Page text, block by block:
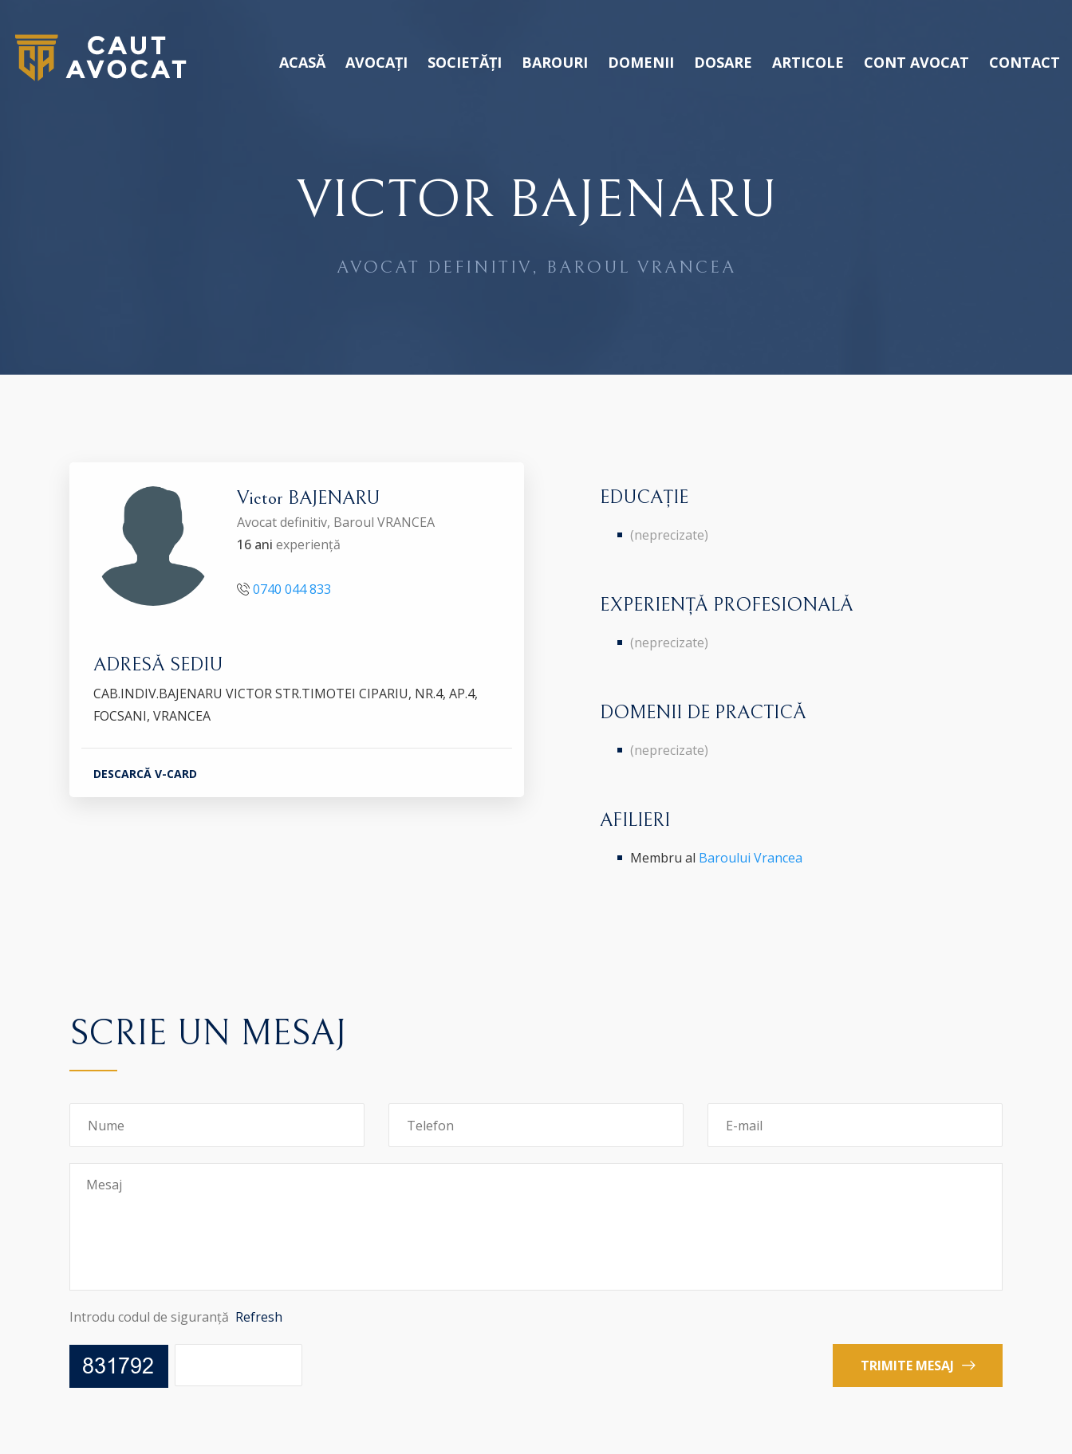
ACASĂ AVOCAȚI SOCIETĂȚI BAROURI DOMENII DOSARE ARTICOLE CONT AVOCAT CONTACT
VICTOR BAJENARU
AVOCAT DEFINITIV, BAROUL VRANCEA
Victor BAJENARU
Avocat definitiv, Baroul VRANCEA
16 ani experiență
0740 044 833
ADRESĂ SEDIU
CAB.INDIV.BAJENARU VICTOR STR.TIMOTEI CIPARIU, NR.4, AP.4,
FOCSANI, VRANCEA
DESCARCĂ V-CARD
EDUCAȚIE
(neprecizate)
EXPERIENȚĂ PROFESIONALĂ
(neprecizate)
DOMENII DE PRACTICĂ
(neprecizate)
AFILIERI
Membru al Baroului Vrancea
SCRIE UN MESAJ
Introdu codul de siguranță Refresh
TRIMITE MESAJ